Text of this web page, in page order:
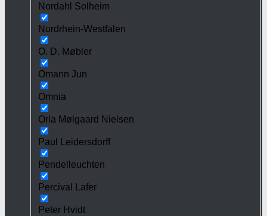
Nordahl Solheim
Nordrhein-Westfalen
O. D. Møbler
Omann Jun
Omnia
Orla Mølgaard Nielsen
Paul Leidersdorff
Pendelleuchten
Percival Lafer
Peter Hvidt